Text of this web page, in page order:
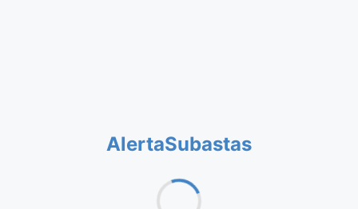
AlertaSubastas